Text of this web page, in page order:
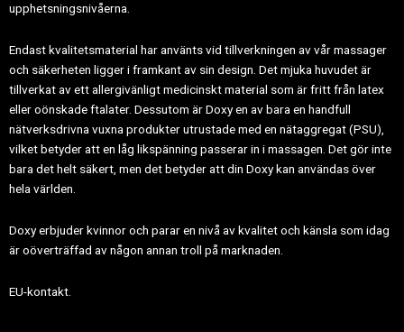
upphetsningsnivåerna.
Endast kvalitetsmaterial har använts vid tillverkningen av vår massager
och säkerheten ligger i framkant av sin design. Det mjuka huvudet är
tillverkat av ett allergivänligt medicinskt material som är fritt från latex
eller oönskade ftalater. Dessutom är Doxy en av bara en handfull
nätverksdrivna vuxna produkter utrustade med en nätaggregat (PSU),
vilket betyder att en låg likspänning passerar in i massagen. Det gör inte
bara det helt säkert, men det betyder att din Doxy kan användas över
hela världen.
Doxy erbjuder kvinnor och parar en nivå av kvalitet och känsla som idag
är oöverträffad av någon annan troll på marknaden.
EU-kontakt.